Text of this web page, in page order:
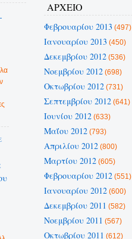
ΑΡΧΕΙΟ
Φεβρουαρίου 2013 (497)
Ιανουαρίου 2013 (450)
Δεκεμβρίου 2012(536)
Νοεμβρίου 2012(698)
Οκτωβρίου 2012(731)
Σεπτεμβρίου 2012(641)
Ιουνίου 2012(633)
Μαΐου 2012(793)
Απριλίου 2012(800)
Μαρτίου 2012(605)
Φεβρουαρίου 2012(551)
Ιανουαρίου 2012(600)
Δεκεμβρίου 2011 (582)
Νοεμβρίου 2011 (567)
Οκτωβρίου 2011 (612)